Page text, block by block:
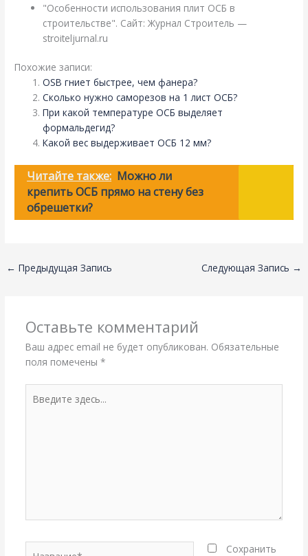
"Особенности использования плит ОСБ в
строительстве". Сайт: Журнал Строитель —
stroiteljurnal.ru
Похожие записи:
OSB гниет быстрее, чем фанера?
Сколько нужно саморезов на 1 лист ОСБ?
При какой температуре ОСБ выделяет
формальдегид?
Какой вес выдерживает ОСБ 12 мм?
Читайте также: Можно ли
крепить ОСБ прямо на стену без
обрешетки?
← Предыдущая Запись Следующая Запись →
Оставьте комментарий
Ваш адрес email не будет опубликован. Обязательные
поля помечены *
здесь...
Сохранить